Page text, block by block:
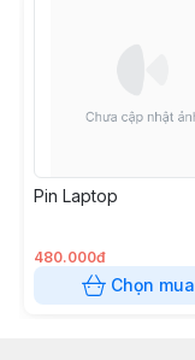
Pin Laptop
480.000đ
Chọn mua